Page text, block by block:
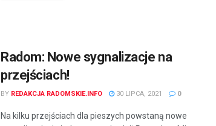
Radom: Nowe sygnalizacje na
przejściach!
BY REDAKCJA RADOMSKIE.INFO 30 LIPCA, 2021 0
Na kilku przejściach dla pieszych powstaną nowe